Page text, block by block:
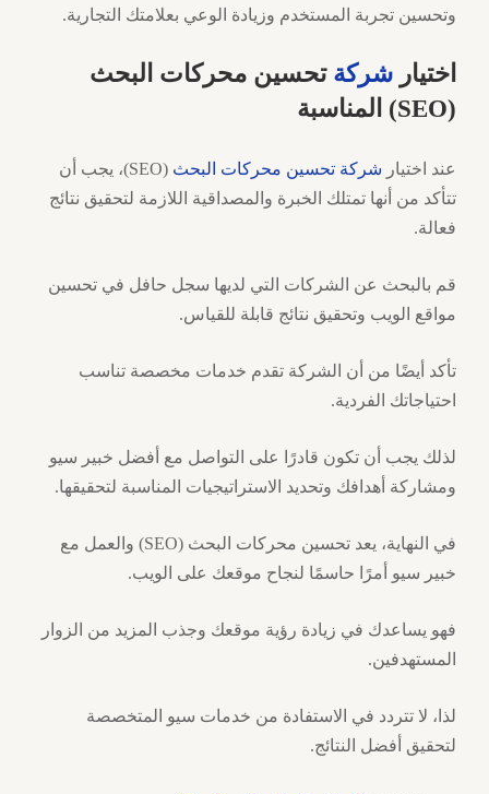
وتحسين تجربة المستخدم وزيادة الوعي بعلامتك التجارية.
اختيار شركة تحسين محركات البحث
(SEO) المناسبة
عند اختيار شركة تحسين محركات البحث
(SEO)، يجب أن
تتأكد من أنها تمتلك الخبرة والمصداقية اللازمة لتحقيق نتائج
فعالة.
قم بالبحث عن الشركات التي لديها سجل حافل في تحسين
مواقع الويب وتحقيق نتائج قابلة للقياس.
تأكد أيضًا من أن الشركة تقدم خدمات مخصصة تناسب
احتياجاتك الفردية.
لذلك يجب أن تكون قادرًا على التواصل مع أفضل خبير سيو
ومشاركة أهدافك وتحديد الاستراتيجيات المناسبة لتحقيقها.
في النهاية، يعد تحسين محركات البحث (SEO) والعمل مع
خبير سيو أمرًا حاسمًا لنجاح موقعك على الويب.
فهو يساعدك في زيادة رؤية موقعك وجذب المزيد من الزوار
المستهدفين.
لذا، لا تتردد في الاستفادة من خدمات سيو المتخصصة
لتحقيق أفضل النتائج.